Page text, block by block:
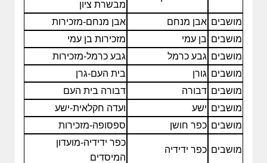
מבשרת ציון
מושבים אבן מנחם
אבן מנחם-מזכירות
מושבים בן עמי
מזכירות בן עמי
מושבים גבע כרמל
גבע כרמל-מזכירות
מושבים גורן
בית העם-גרן
מושבים דבורה
דבורה בית העם
מושבים ישע
ועדה חקלאית-ישע
מושבים כפר חושן ספסופה-מזכירות
מושבים כפר ידידיה
כפר ידידיה-מועדון
המיסדים